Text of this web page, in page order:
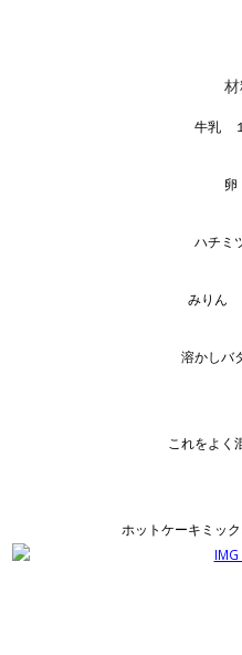
牛乳
ハチミ
みりん
溶かしバ
これをよく
ホットケーキミッ